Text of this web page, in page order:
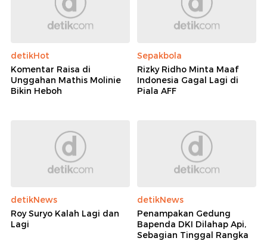
detikHot
Komentar Raisa di
Unggahan Mathis Molinie
Bikin Heboh
Sepakbola
Rizky Ridho Minta Maaf
Indonesia Gagal Lagi di
Piala AFF
detikNews
Roy Suryo Kalah Lagi dan
Lagi
detikNews
Penampakan Gedung
Bapenda DKI Dilahap Api,
Sebagian Tinggal Rangka